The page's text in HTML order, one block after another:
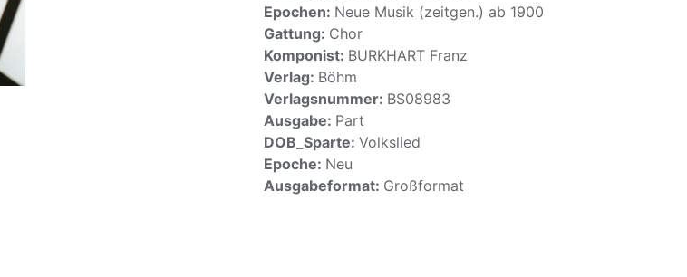
Epochen: Neue Musik (zeitgen.) ab 1900
Gattung: Chor
Komponist: BURKHART Franz
Verlag: Böhm
Verlagsnummer: BS08983
Ausgabe: Part
DOB_Sparte: Volkslied
Epoche: Neu
Ausgabeformat: Großformat